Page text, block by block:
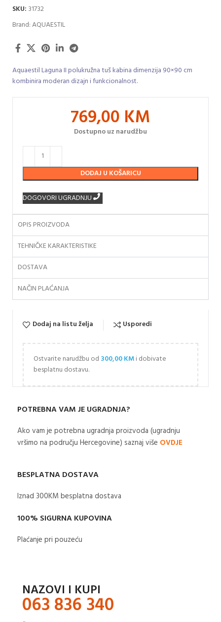
SKU: 31732
Brand:AQUAESTIL
Aquaestil Laguna II polukružna tuš kabina dimenzija 90×90 cm
kombinira moderan dizajn i funkcionalnost.
769,00 KM
Dostupno uz narudžbu
DODAJ U KOŠARICU
DOGOVORI UGRADNJU
OPIS PROIZVODA
TEHNIČKE KARAKTERISTIKE
DOSTAVA
NAČIN PLAĆANJA
Dodaj na listu želja Usporedi
Ostvarite narudžbu od 300,00KMi dobivate
besplatnu dostavu.
POTREBNA VAM JE UGRADNJA?
Ako vam je potrebna ugradnja proizvoda (ugradnju
vršimo na području Hercegovine) saznaj više OVDJE
BESPLATNA DOSTAVA
Iznad 300KM besplatna dostava​
100% SIGURNA KUPOVINA
Plaćanje pri pouzeću
NAZOVI I KUPI
063 836 340